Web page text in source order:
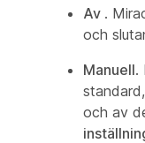
Av .
och
Manuell.
och av